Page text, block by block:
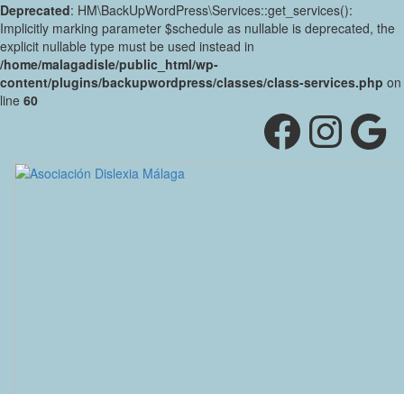
Deprecated: HM\BackUpWordPress\Services::get_services():
Implicitly marking parameter $schedule as nullable is deprecated, the
explicit nullable type must be used instead in
/home/malagadisle/public_html/wp-
content/plugins/backupwordpress/classes/class-services.php on
line 60
Alternar